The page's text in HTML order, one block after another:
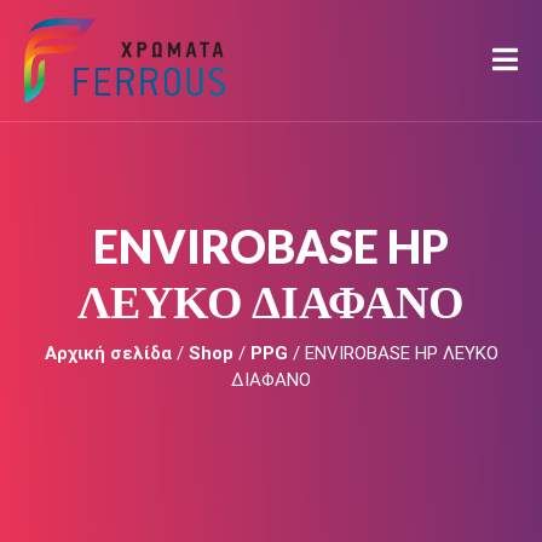
ENVIROBASE HP
ΛΕΥΚΟ ΔΙΑΦΑΝΟ
Αρχική σελίδα/ Shop / PPG / ENVIROBASE HP ΛΕΥΚΟ
ΔΙΑΦΑΝΟ